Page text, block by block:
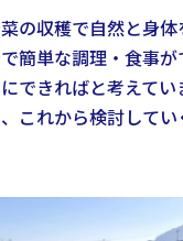
の収穫で自然と身
簡単な調理・食事が
できればと考えてい
これから検討して